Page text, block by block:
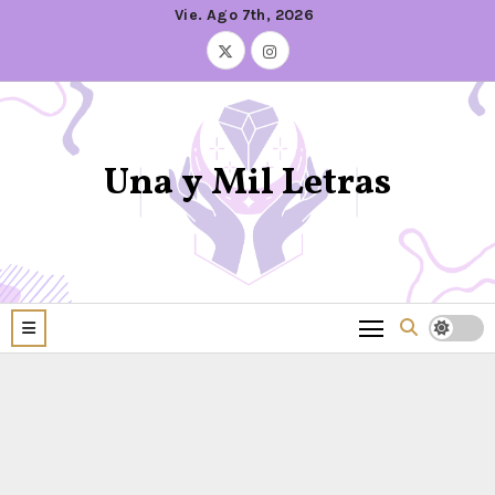
Vie. Ago 7th, 2026
Una y Mil Letras